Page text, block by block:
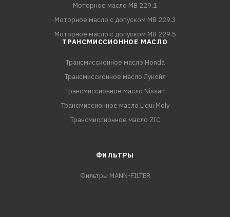
Моторное масло MB 229.1
Моторное масло с допуском MB 229.3
Моторное масло с допуском MB 229.5
ТРАНСМИССИОННОЕ МАСЛО
Трансмиссионное масло Honda
Трансмиссионное масло Лукойл
Трансмиссионное масло Nissan
Трансмиссионное масло Liqui Moly
Трансмиссионное масло ZIC
ФИЛЬТРЫ
Фильтры MANN-FILTER